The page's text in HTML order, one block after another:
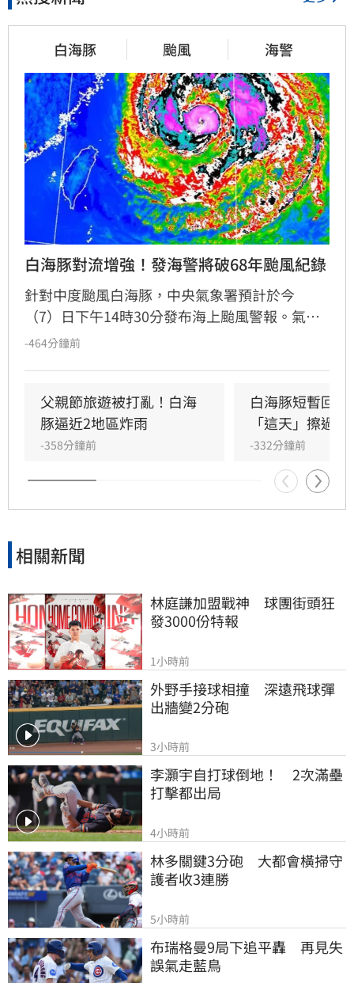
白海豚 颱風 海警
白海豚對流增強！發海警將破68年颱風紀錄
針對中度颱風白海豚，中央氣象署預計於今
（7）日下午14時30分發布海上颱風警報。氣象
粉專「觀氣象看天氣」指出，白海豚在進入沖繩
年有完整資料以來，最東端生成卻發布警報的特
殊案例。
-464分鐘前
父親節旅遊被打亂！白海
豚逼近2地區炸雨
-358分鐘前
白海豚短暫回
「這天」擦過
-332分鐘前
相關新聞
林庭謙加盟戰神　球團街頭狂
發3000份特報
1小時前
外野手接球相撞　深遠飛球彈
出牆變2分砲
3小時前
李灝宇自打球倒地！　2次滿壘
打擊都出局
4小時前
林多關鍵3分砲　大都會橫掃守
護者收3連勝
5小時前
布瑞格曼9局下追平轟　再見失
誤氣走藍鳥